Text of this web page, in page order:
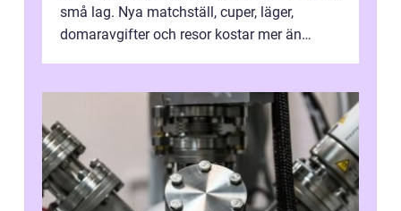
små lag. Nya matchställ, cuper, läger,
domaravgifter och resor kostar mer än